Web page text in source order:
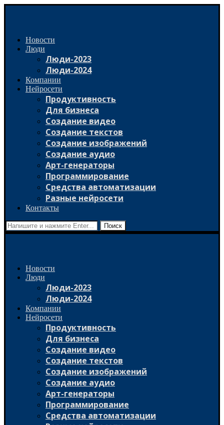
Новости
Люди
Люди-2023
Люди-2024
Компании
Нейросети
Продуктивность
Для бизнеса
Создание видео
Создание текстов
Создание изображений
Создание аудио
Арт-генераторы
Программирование
Средства автоматизации
Разные нейросети
Контакты
Поиск
Новости
Люди
Люди-2023
Люди-2024
Компании
Нейросети
Продуктивность
Для бизнеса
Создание видео
Создание текстов
Создание изображений
Создание аудио
Арт-генераторы
Программирование
Средства автоматизации